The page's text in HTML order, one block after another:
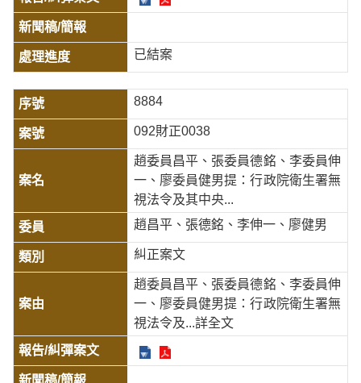
已結案
8884
092財正0038
趙委員昌平、張委員德銘、李委員伸
一、廖委員健男提：行政院衛生署無
視法令及其中央...
趙昌平、張德銘、李伸一、廖健男
糾正案文
趙委員昌平、張委員德銘、李委員伸
一、廖委員健男提：行政院衛生署無
視法令及...詳全文